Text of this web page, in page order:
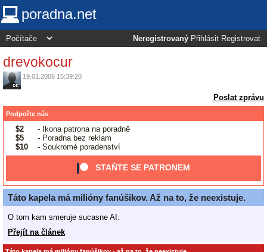
poradna.net
Neregistrovaný Přihlásit Registrovat
drevokocur
19.01.2006 15:39:20
Poslat zprávu
Podpořte nás
$2
- Ikona patrona na poradně
$5
- Poradna bez reklam
$10
- Soukromé poradenství
STAŇTE SE PATRONEM
Táto kapela má milióny fanúšikov. Až na to, že neexistuje.
O tom kam smeruje sucasne AI.
Přejít na článek